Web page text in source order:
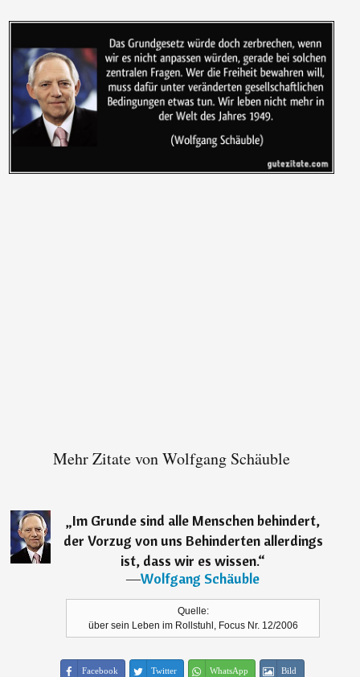
Mehr Zitate von Wolfgang Schäuble
„Im Grunde sind alle Menschen behindert,
der Vorzug von uns Behinderten allerdings
ist, dass wir es wissen.“
―Wolfgang Schäuble
Quelle:
über sein Leben im Rollstuhl, Focus Nr. 12/2006
Facebook Twitter WhatsApp Bild